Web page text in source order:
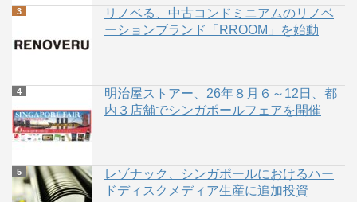
リノベる、中古コンドミニアムのリノベ
ーションブランド「RROOM」を始動
明治屋ストアー、26年８月６～12日、都
内３店舗でシンガポールフェアを開催
レゾナック、シンガポールにおけるハー
ドディスクメディア生産に追加投資